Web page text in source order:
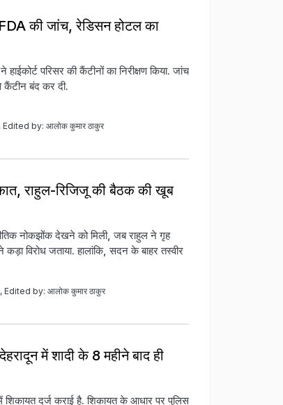
की जांच, रेडिसन होटल का
परिसर की कैंटीनों का निरीक्षण किया. जांच
कैंटीन बंद कर दी.
Edited by: आलोक कुमार ठाकुर
राहुल-रिजिजू की बैठक की खूब
नोकझोंक देखने को मिली, जब राहुल ने गृह
विरोध जताया. हालांकि, सदन के बाहर तस्वीर
Edited by: आलोक कुमार ठाकुर
में शादी के 8 महीने बाद ही
शिकायत दर्ज कराई है. शिकायत के आधार पर पुलिस